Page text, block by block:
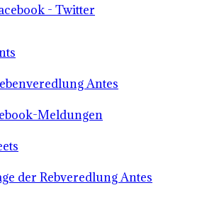
- Twitter
Antes
Meldungen
der Rebveredlung Antes